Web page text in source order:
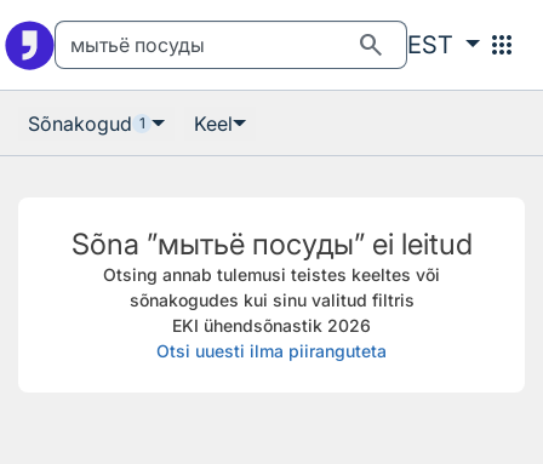
search EST apps
Sõnakogud 1 Keel
Sõna ”мытьё посуды” ei leitud
Otsing annab tulemusi teistes keeltes või
sõnakogudes kui sinu valitud filtris
EKI ühendsõnastik 2026
Otsi uuesti ilma piiranguteta